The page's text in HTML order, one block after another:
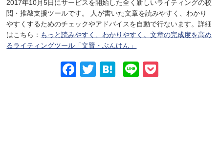
2017年10月5日にサービスを開始した全く新しいライティングの校
閲・推敲支援ツールです。 人が書いた文章を読みやすく、わかり
やすくするためのチェックやアドバイスを自動で行ないます。詳細
はこちら： もっと読みやすく、わかりやすく。文章の完成度を高め
るライティングツール「文賢・ぶんけん」
Facebook
TwitterHatena
Line